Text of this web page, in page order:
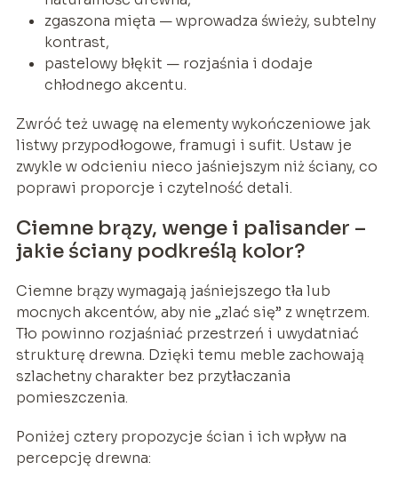
zgaszona mięta — wprowadza świeży, subtelny
kontrast,
pastelowy błękit — rozjaśnia i dodaje
chłodnego akcentu.
Zwróć też uwagę na elementy wykończeniowe jak
listwy przypodłogowe, framugi i sufit. Ustaw je
zwykle w odcieniu nieco jaśniejszym niż ściany, co
poprawi proporcje i czytelność detali.
Ciemne brązy, wenge i palisander –
jakie ściany podkreślą kolor?
Ciemne brązy wymagają jaśniejszego tła lub
mocnych akcentów, aby nie „zlać się” z wnętrzem.
Tło powinno rozjaśniać przestrzeń i uwydatniać
strukturę drewna. Dzięki temu meble zachowają
szlachetny charakter bez przytłaczania
pomieszczenia.
Poniżej cztery propozycje ścian i ich wpływ na
percepcję drewna: